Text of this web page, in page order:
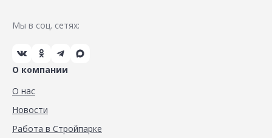
Мы в соц. сетях:
О компании
О нас
Новости
Работа в Стройпарке